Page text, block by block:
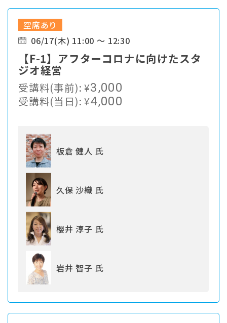
空席あり
06/17(木) 11:00 ～ 12:30
【F-1】アフターコロナに向けたスタ
ジオ経営
受講料(事前):¥3,000
受講料(当日):¥4,000
板倉 健人 氏
久保 沙織 氏
櫻井 淳子 氏
岩井 智子 氏